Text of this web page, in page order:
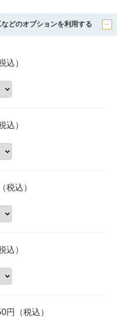
どのオプションを利用する
込）
込）
込）
込）
（税込）